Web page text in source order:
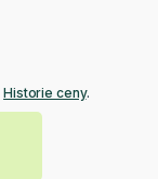
Historie ceny.